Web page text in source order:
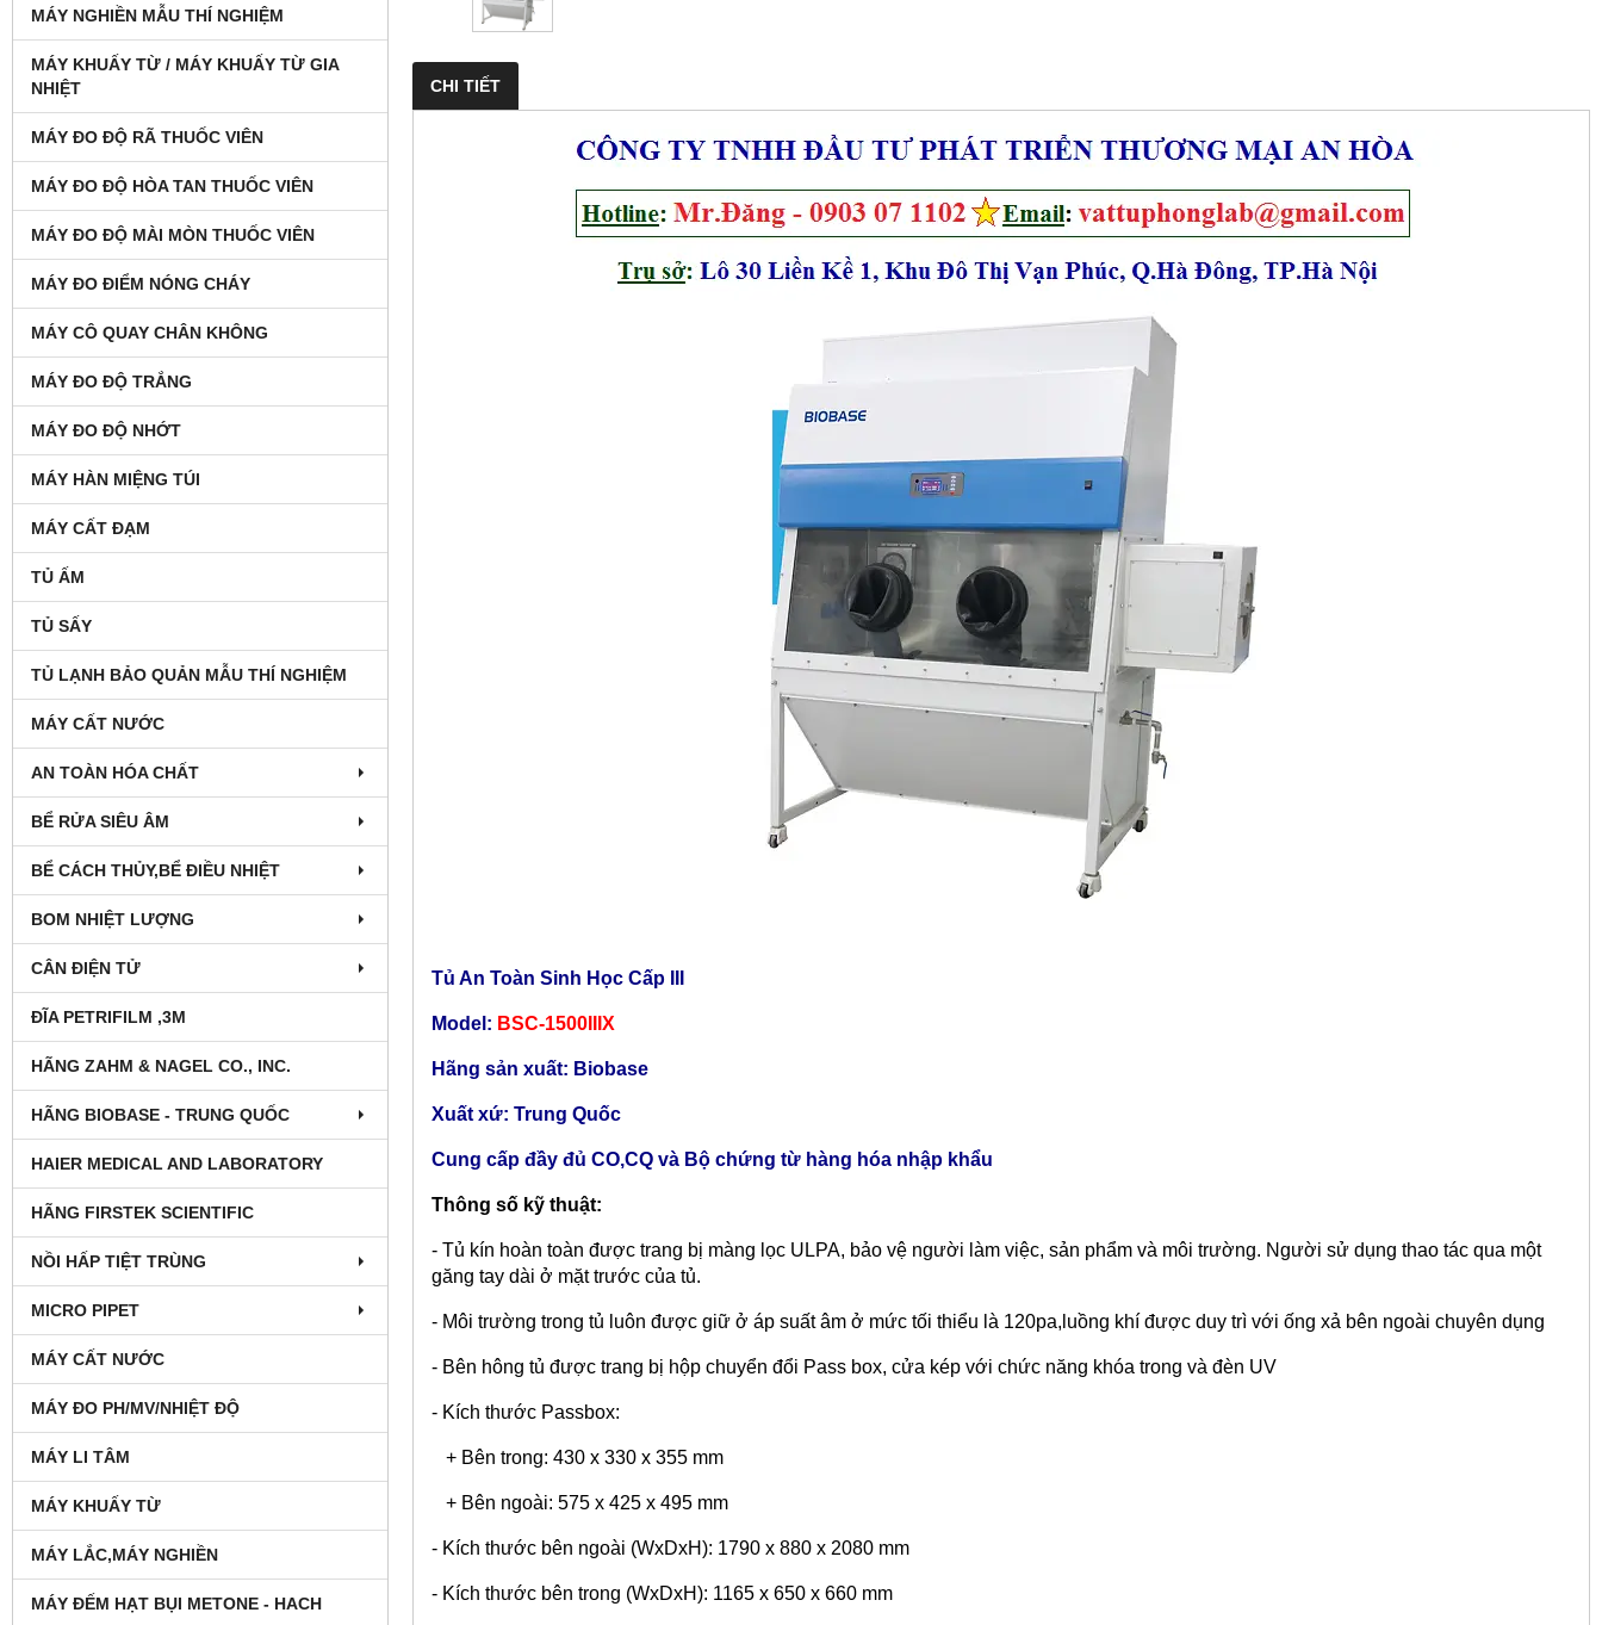
MÁY NGHIỀN MẪU THÍ NGHIỆM
MÁY KHUẤY TỪ / MÁY KHUẤY TỪ GIA
NHIỆT
MÁY ĐO ĐỘ RÃ THUỐC VIÊN
MÁY ĐO ĐỘ HÒA TAN THUỐC VIÊN
MÁY ĐO ĐỘ MÀI MÒN THUỐC VIÊN
MÁY ĐO ĐIỂM NÓNG CHÁY
MÁY CÔ QUAY CHÂN KHÔNG
MÁY ĐO ĐỘ TRẮNG
MÁY ĐO ĐỘ NHỚT
MÁY HÀN MIỆNG TÚI
MÁY CẤT ĐẠM
TỦ ẤM
TỦ SẤY
TỦ LẠNH BẢO QUẢN MẪU THÍ NGHIỆM
MÁY CẤT NƯỚC
AN TOÀN HÓA CHẤT
BỂ RỬA SIÊU ÂM
BỂ CÁCH THỦY,BỂ ĐIỀU NHIỆT
BOM NHIỆT LƯỢNG
CÂN ĐIỆN TỬ
ĐĨA PETRIFILM ,3M
HÃNG ZAHM & NAGEL CO., INC.
HÃNG BIOBASE - TRUNG QUỐC
HAIER MEDICAL AND LABORATORY
HÃNG FIRSTEK SCIENTIFIC
NỒI HẤP TIỆT TRÙNG
MICRO PIPET
MÁY CẤT NƯỚC
MÁY ĐO PH/MV/NHIỆT ĐỘ
MÁY LI TÂM
MÁY KHUẤY TỪ
MÁY LẮC,MÁY NGHIỀN
MÁY ĐẾM HẠT BỤI METONE - HACH
CHI TIẾT
Tủ An Toàn Sinh Học Cấp III
Model: BSC-1500IIIX
Hãng sản xuất: Biobase
Xuất xứ: Trung Quốc
Cung cấp đầy đủ CO,CQ và Bộ chứng từ hàng hóa nhập khẩu
Thông số kỹ thuật:
- Tủ kín hoàn toàn được trang bị màng lọc ULPA, bảo vệ người làm việc, sản phẩm và môi trường. Người sử dụng thao tác qua một
găng tay dài ở mặt trước của tủ.
- Môi trường trong tủ luôn được giữ ở áp suất âm ở mức tối thiểu là 120pa,luồng khí được duy trì với ống xả bên ngoài chuyên dụng
- Bên hông tủ được trang bị hộp chuyển đổi Pass box, cửa kép với chức năng khóa trong và đèn UV
- Kích thước Passbox:
+ Bên trong: 430 x 330 x 355 mm
+ Bên ngoài: 575 x 425 x 495 mm
- Kích thước bên ngoài (WxDxH): 1790 x 880 x 2080 mm
- Kích thước bên trong (WxDxH): 1165 x 650 x 660 mm